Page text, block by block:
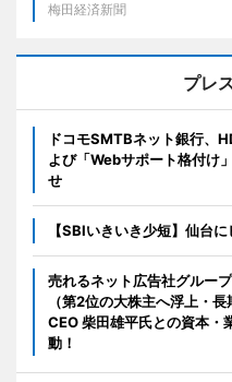
梅田経済新聞
プレ
ドコモSMTBネット銀行、
よび「Webサポート格付け
せ
【SBIいきいき少短】仙台
売れるネット広告社グルー
（第2位の大株主へ浮上・
CEO 柴田雄平氏との資本・
動！